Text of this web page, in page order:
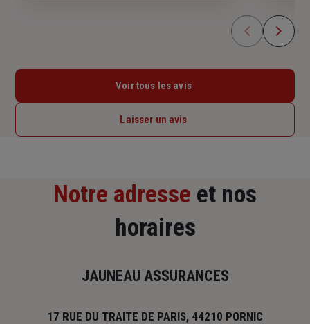
Voir tous les avis
Laisser un avis
Notre adresse et nos
horaires
JAUNEAU ASSURANCES
17 RUE DU TRAITE DE PARIS, 44210 PORNIC